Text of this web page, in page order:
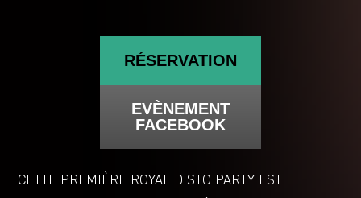
RÉSERVATION
EVÈNEMENT
FACEBOOK
CETTE PREMIÈRE ROYAL DISTO PARTY EST